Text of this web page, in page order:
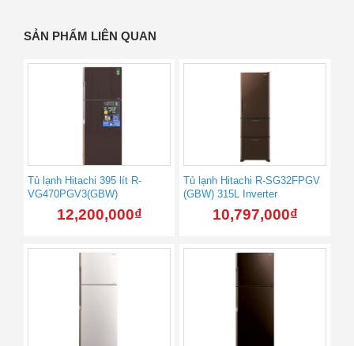
SẢN PHẨM LIÊN QUAN
Tủ lạnh Hitachi 395 lít R-
VG470PGV3(GBW)
12,200,000₫
Tủ lạnh Hitachi R-SG32FPGV
(GBW) 315L Inverter
10,797,000₫